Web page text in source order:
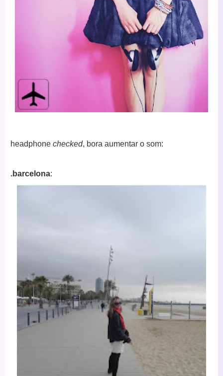
headphone checked, bora aumentar o som:
.barcelona: